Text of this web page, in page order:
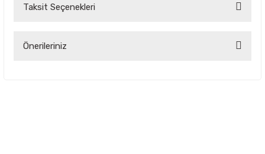
Bu ürüne ilk yorumu siz yapın!
Taksit Seçenekleri
Önerileriniz